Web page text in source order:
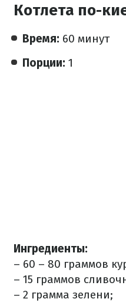
Котлета по-
Время: 60 минут
Порции: 1
Ингредиенты:
– 60 – 80 граммов
– 15 граммов
– 2 грамма зелени;